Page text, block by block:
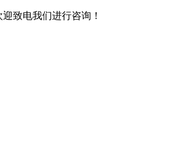
致电我们进行咨询！